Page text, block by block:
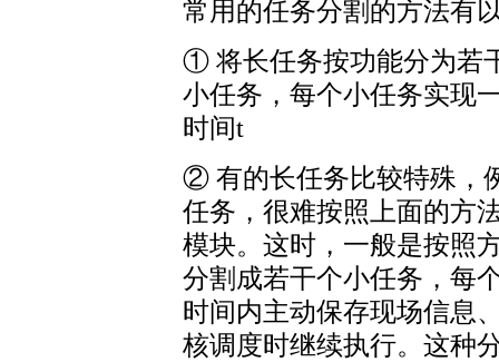
常用的任务分割的方法有
① 将长任务按功能分为若
小任务，每个小任务实现
时间t
② 有的长任务比较特殊，
任务，很难按照上面的方
模块。这时，一般是按照
分割成若干个小任务，每
时间内主动保存现场信息
核调度时继续执行。这种